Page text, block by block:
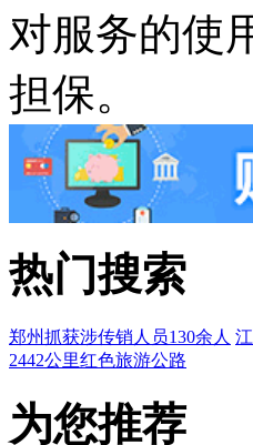
对服务的使
担保。
热门搜索
郑州抓获涉传销人员130余人
2442公里红色旅游公路
为您推荐